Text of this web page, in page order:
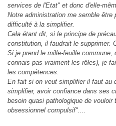
services de l'Etat" et donc d'elle-
Notre administration me semble être
difficulté à la simplifier.
Cela étant dit, si le principe de
constitution, il faudrait le supprimer.
Si je prend le mille-feuille commune,
connais pas vraiment les rôles), je
les compétences.
En fait si on veut simplifier il faut au
simplifier, avoir confiance dans ses
besoin quasi pathologique de vouloir
obsessionnel compulsif"....